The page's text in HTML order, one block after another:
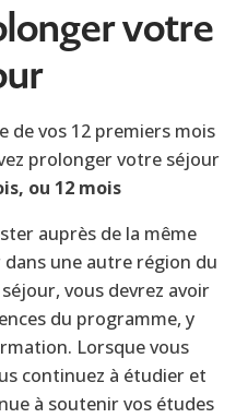
votre
de vos 12 premiers mois
prolonger votre séjour
ou 12 mois
auprès de la même
une autre région du
vous devrez avoir
du programme, y
Lorsque vous
continuez à étudier et
à soutenir vos études